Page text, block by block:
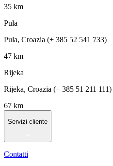
35 km
Pula
Pula, Croazia (+ 385 52 541 733)
47 km
Rijeka
Rijeka, Croazia (+ 385 51 211 111)
67 km
Servizi cliente
Contatti